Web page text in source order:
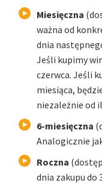
Miesięczna
ważna od
dnia
Jeśli kupimy
czerwca. Jeśli
miesiąca,
niezależnie od
6-miesięczna
Analogicznie
Roczna
dnia zakupu do